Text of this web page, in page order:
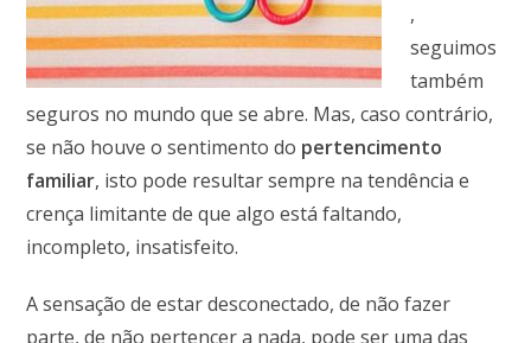
,
seguimos
também
seguros no mundo que se abre. Mas, caso contrário,
se não houve o sentimento do pertencimento
familiar, isto pode resultar sempre na tendência e
crença limitante de que algo está faltando,
incompleto, insatisfeito.
A sensação de estar desconectado, de não fazer
parte, de não pertencer a nada, pode ser uma das